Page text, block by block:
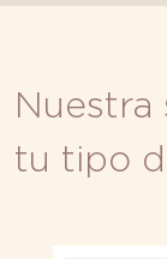
Nuestra
tu tipo